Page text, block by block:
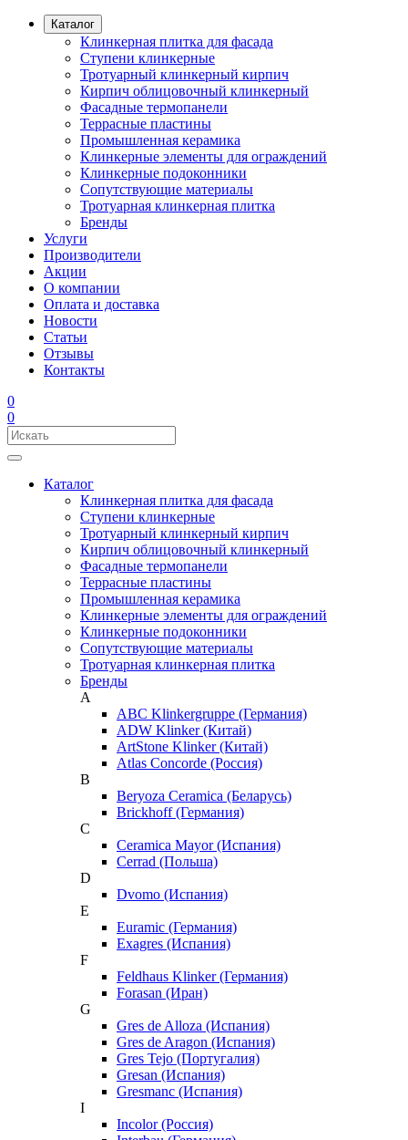
Каталог
Клинкерная плитка для фасада
Ступени клинкерные
Тротуарный клинкерный кирпич
Кирпич облицовочный клинкерный
Фасадные термопанели
Террасные пластины
Промышленная керамика
Клинкерные элементы для ограждений
Клинкерные подоконники
Сопутствующие материалы
Тротуарная клинкерная плитка
Бренды
Услуги
Производители
Акции
О компании
Оплата и доставка
Новости
Статьи
Отзывы
Контакты
0
0
Каталог
Клинкерная плитка для фасада
Ступени клинкерные
Тротуарный клинкерный кирпич
Кирпич облицовочный клинкерный
Фасадные термопанели
Террасные пластины
Промышленная керамика
Клинкерные элементы для ограждений
Клинкерные подоконники
Сопутствующие материалы
Тротуарная клинкерная плитка
Бренды
A
ABC Klinkergruppe (Германия)
ADW Klinker (Китай)
ArtStone Klinker (Китай)
Atlas Concorde (Россия)
B
Beryoza Ceramica (Беларусь)
Brickhoff (Германия)
C
Ceramica Mayor (Испания)
Cerrad (Польша)
D
Dvomo (Испания)
E
Euramic (Германия)
Exagres (Испания)
F
Feldhaus Klinker (Германия)
Forasan (Иран)
G
Gres de Alloza (Испания)
Gres de Aragon (Испания)
Gres Tejo (Португалия)
Gresan (Испания)
Gresmanc (Испания)
I
Incolor (Россия)